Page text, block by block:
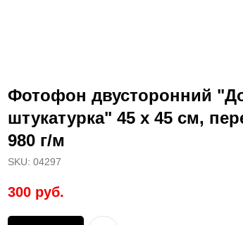
Фотофон двусторонний
штукатурка" 45 х 45 см,
980 г/м
SKU: 04297
300 руб.